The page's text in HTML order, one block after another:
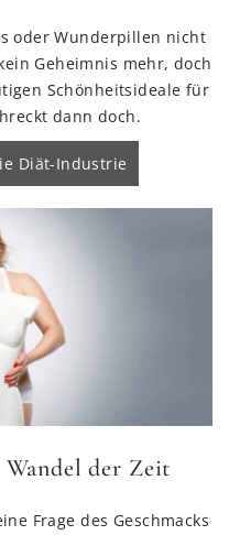
oder Wunderpillen nicht
Geheimnis mehr, doch
Schönheitsideale für
dann doch.
Diät-Industrie
der Zeit
Frage des Geschmacks